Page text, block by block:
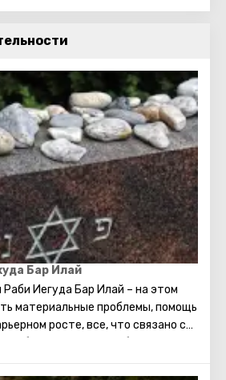
Бар Илай
Иегуда Бар Илай – на этом
материальные проблемы, помощь
росте, все, что связано со
обратиться с просьбой, каким